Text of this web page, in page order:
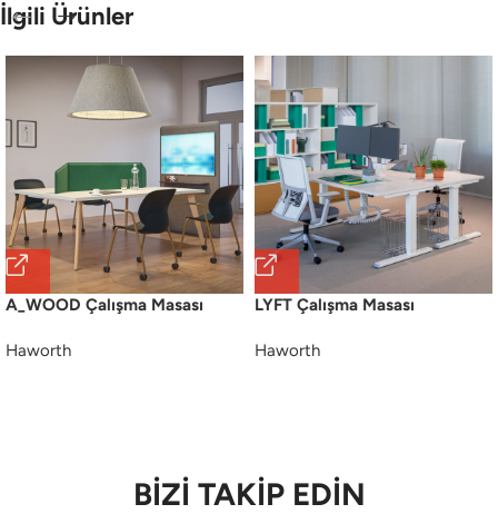
İlgili Ürünler
A_WOOD Çalışma Masası
Haworth
LYFT Çalışma Masası
Haworth
BİZİ TAKİP EDİN